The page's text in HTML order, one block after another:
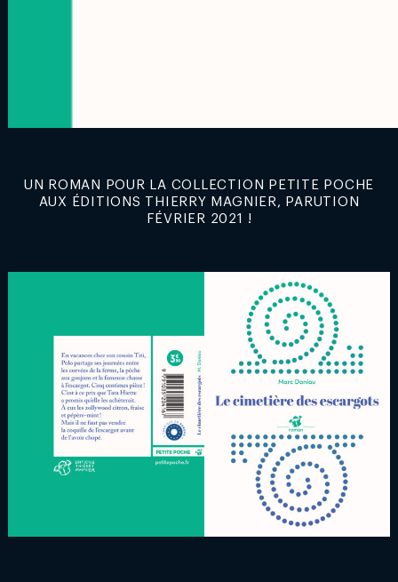
UN ROMAN POUR LA COLLECTION PETITE POCHE
AUX ÉDITIONS THIERRY MAGNIER, PARUTION
FÉVRIER 2021 !